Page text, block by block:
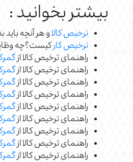
بیشتر بخوانید :
ترخیص کالاو هر آنچه باید
ترخیص کارکیست؟چه
راهنمای ترخیص کالا از
راهنمای ترخیص کالا از
راهنمای ترخیص کالا از
راهنمای ترخیص کالا از
راهنمای ترخیص کالا از
راهنمای ترخیص کالا از
راهنمای ترخیص کالا از
راهنمای ترخیص کالا از
راهنمای ترخیص کالا از